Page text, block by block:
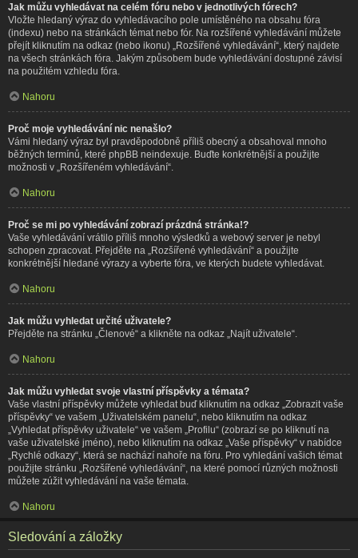
Jak můžu vyhledávat na celém fóru nebo v jednotlivých fórech?
Vložte hledaný výraz do vyhledávacího pole umístěného na obsahu fóra
(indexu) nebo na stránkách témat nebo fór. Na rozšířené vyhledávání můžete
přejít kliknutím na odkaz (nebo ikonu) „Rozšířené vyhledávání“, který najdete
na všech stránkách fóra. Jakým způsobem bude vyhledávání dostupné závisí
na použitém vzhledu fóra.
Nahoru
Proč moje vyhledávání nic nenašlo?
Vámi hledaný výraz byl pravděpodobně příliš obecný a obsahoval mnoho
běžných termínů, které phpBB neindexuje. Buďte konkrétnější a použijte
možnosti v „Rozšířeném vyhledávání“.
Nahoru
Proč se mi po vyhledávání zobrazí prázdná stránka!?
Vaše vyhledávání vrátilo příliš mnoho výsledků a webový server je nebyl
schopen zpracovat. Přejděte na „Rozšířené vyhledávání“ a použijte
konkrétnější hledané výrazy a vyberte fóra, ve kterých budete vyhledávat.
Nahoru
Jak můžu vyhledat určité uživatele?
Přejděte na stránku „Členové“ a klikněte na odkaz „Najít uživatele“.
Nahoru
Jak můžu vyhledat svoje vlastní příspěvky a témata?
Vaše vlastní příspěvky můžete vyhledat buď kliknutím na odkaz „Zobrazit vaše
příspěvky“ ve vašem „Uživatelském panelu“, nebo kliknutím na odkaz
„Vyhledat příspěvky uživatele“ ve vašem „Profilu“ (zobrazí se po kliknutí na
vaše uživatelské jméno), nebo kliknutím na odkaz „Vaše příspěvky“ v nabídce
„Rychlé odkazy“, která se nachází nahoře na fóru. Pro vyhledání vašich témat
použijte stránku „Rozšířené vyhledávání“, na které pomocí různých možnosti
můžete zúžit vyhledávání na vaše témata.
Nahoru
Sledování a záložky